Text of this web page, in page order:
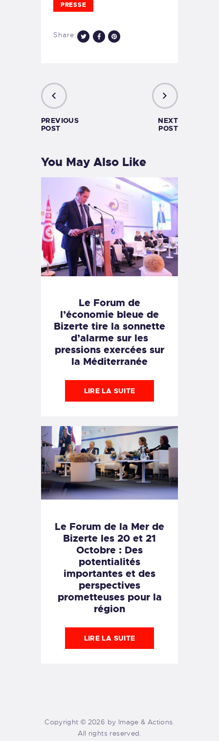
PRESSE
Share:
PREVIOUS
POST
NEXT
POST
You May Also Like
Le Forum de
l’économie bleue de
Bizerte tire la sonnette
d’alarme sur les
pressions exercées sur
la Méditerranée
LIRE LA SUITE
Le Forum de la Mer de
Bizerte les 20 et 21
Octobre : Des
potentialités
importantes et des
perspectives
prometteuses pour la
région
LIRE LA SUITE
Copyright © 2026 by Image & Actions.
All rights reserved.